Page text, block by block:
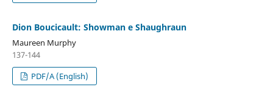
Dion Boucicault: Showman e Shaughraun
Maureen Murphy
137-144
PDF/A (English)